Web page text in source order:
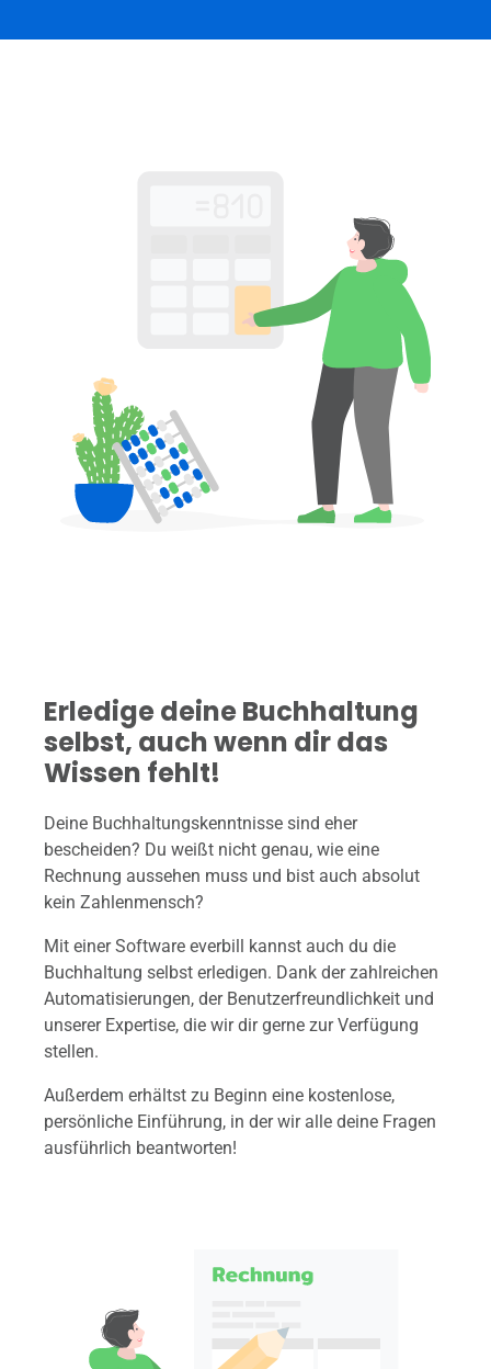
Erledige deine Buchhaltung
selbst, auch wenn dir das
Wissen fehlt!
Deine Buchhaltungskenntnisse sind eher
bescheiden? Du weißt nicht genau, wie eine
Rechnung aussehen muss und bist auch absolut
kein Zahlenmensch?
Mit einer Software everbill kannst auch du die
Buchhaltung selbst erledigen. Dank der zahlreichen
Automatisierungen, der Benutzerfreundlichkeit und
unserer Expertise, die wir dirgerne zur Verfügung
stellen.
Außerdem erhältst zu Beginn eine kostenlose,
persönliche Einführung, in der wir alle deine Fragen
ausführlich beantworten!